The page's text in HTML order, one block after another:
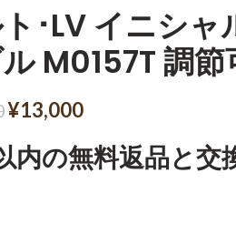
･LV イニシ
M0157T 調節
¥13,000
内の無料返品と交